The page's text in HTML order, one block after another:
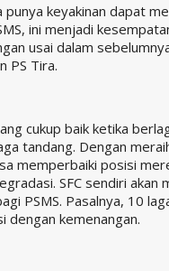
punya keyakinan dapat
ini menjadi
usai dalam
PS Tira.
cukup baik ketika
tandang. Dengan
memperbaiki posisi
SFC sendiri akan
PSMS. Pasalnya, 10
dengan kemenangan.